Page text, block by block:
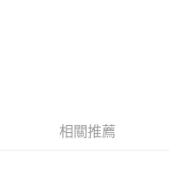
相關推薦